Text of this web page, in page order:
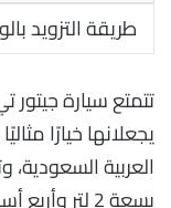
طريقة التزويد
يجعلانها خيارًا
العربية السعودية،
بسعة 2 لتر